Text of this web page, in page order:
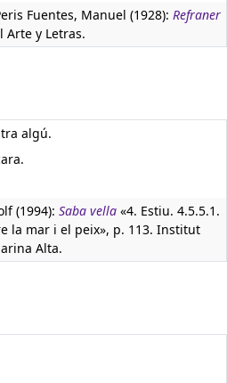
Fuentes, Manuel (1928): Refraner
Arte y Letras.
algú.
(1994): Saba vella «4. Estiu. 4.5.5.1.
la mar i el peix», p. 113. Institut
Alta.